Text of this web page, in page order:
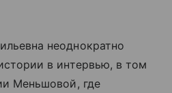
неоднократно
в интервью, в том
Меньшовой, где